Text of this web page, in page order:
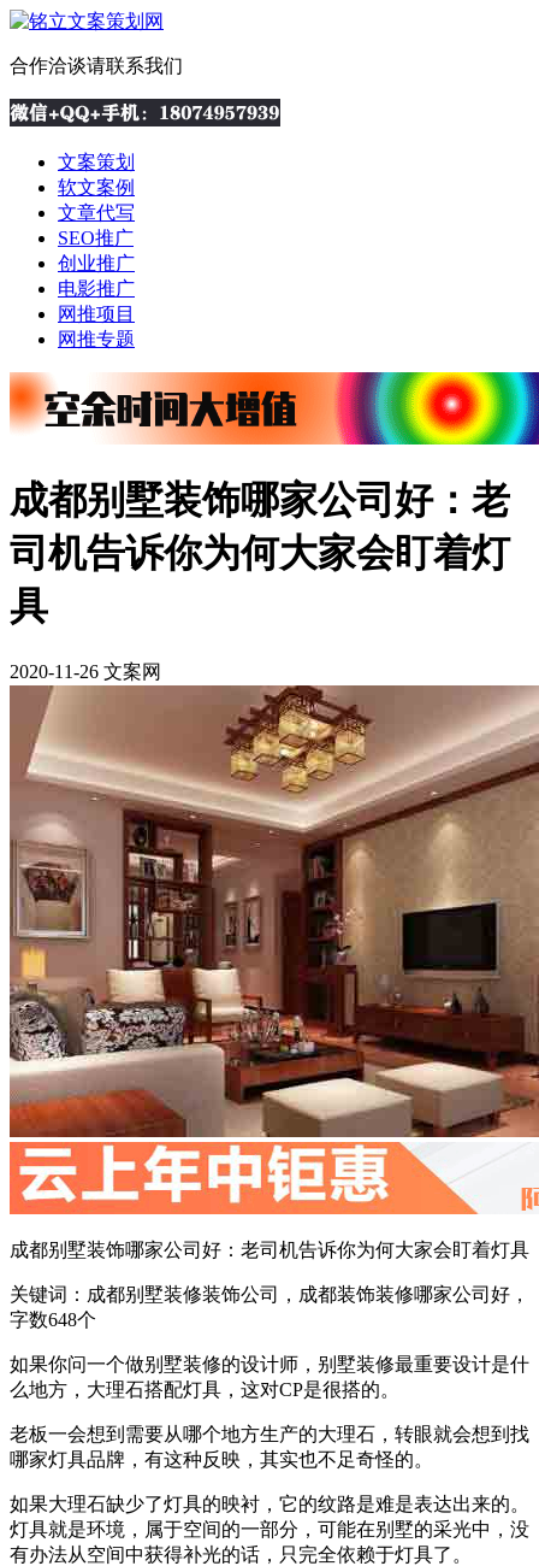
合作洽谈请联系我们
文案策划
软文案例
文章代写
SEO推广
创业推广
电影推广
网推项目
网推专题
成都别墅装饰哪家公司好：老
司机告诉你为何大家会盯着灯
具
2020-11-26 文案网
成都别墅装饰哪家公司好：老司机告诉你为何大家会盯着灯具
关键词：成都别墅装修装饰公司，成都装饰装修哪家公司好，
字数648个
如果你问一个做别墅装修的设计师，别墅装修最重要设计是什
么地方，大理石搭配灯具，这对CP是很搭的。
老板一会想到需要从哪个地方生产的大理石，转眼就会想到找
哪家灯具品牌，有这种反映，其实也不足奇怪的。
如果大理石缺少了灯具的映衬，它的纹路是难是表达出来的。
灯具就是环境，属于空间的一部分，可能在别墅的采光中，没
有办法从空间中获得补光的话，只完全依赖于灯具了。